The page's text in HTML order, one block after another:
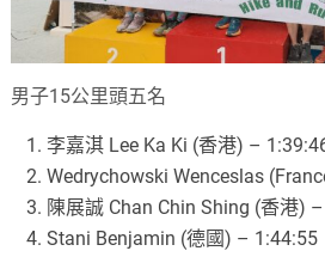
男子15公里頭五名
李嘉淇 Lee Ka Ki (香港) –
Wedrychowski Wenceslas
陳展誠 Chan Chin Shing (香港)
Stani Benjamin (德國) – 1:44:55